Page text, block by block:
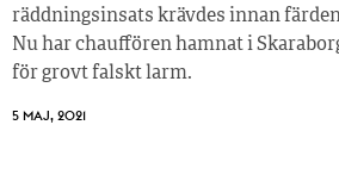
räddningsinsats krävdes innan
Nu har chauffören hamnat i
för grovt falskt larm.
5 MAJ, 2021